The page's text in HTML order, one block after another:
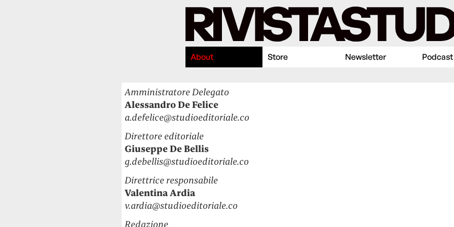
About Store Newsletter Podcast
Amministratore Delegato
Alessandro De Felice
a.defelice@studioeditoriale.co
Direttore editoriale
Giuseppe De Bellis
g.debellis@studioeditoriale.co
Direttrice responsabile
Valentina Ardia
v.ardia@studioeditoriale.co
Redazione